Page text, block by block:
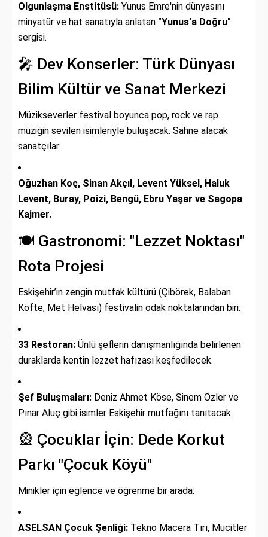
Olgunlaşma Enstitüsü: Yunus Emre'nin dünyasını
minyatür ve hat sanatıyla anlatan "Yunus’a Doğru"
sergisi.
🎤 Dev Konserler: Türk Dünyası
Bilim Kültür ve Sanat Merkezi
Müzikseverler festival boyunca pop, rock ve rap
müziğin sevilen isimleriyle buluşacak. Sahne alacak
sanatçılar:
Oğuzhan Koç, Sinan Akçıl, Levent Yüksel, Haluk
Levent, Buray, Poizi, Bengü, Ebru Yaşar ve Sagopa
Kajmer.
🍽️ Gastronomi: "Lezzet Noktası"
Rota Projesi
Eskişehir’in zengin mutfak kültürü (Çibörek, Balaban
Köfte, Met Helvası) festivalin odak noktalarından biri:
33 Restoran: Ünlü şeflerin danışmanlığında belirlenen
duraklarda kentin lezzet hafızası keşfedilecek.
Şef Buluşmaları: Deniz Ahmet Köse, Sinem Özler ve
Pınar Aluç gibi isimler Eskişehir mutfağını tanıtacak.
🎡 Çocuklar İçin: Dede Korkut
Parkı "Çocuk Köyü"
Minikler için eğlence ve öğrenme bir arada:
ASELSAN Çocuk Şenliği: Tekno Macera Tırı, Mucitler